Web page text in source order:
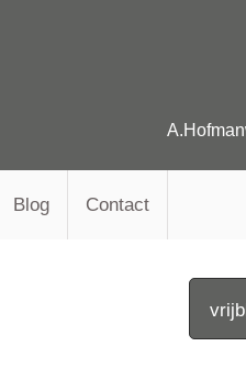
Blog Contact